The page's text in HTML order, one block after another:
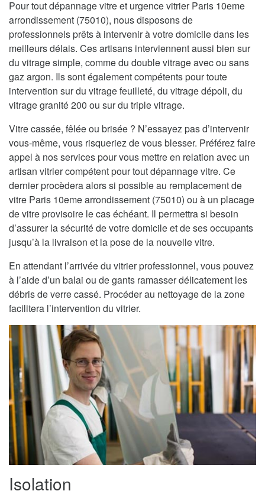
Pour tout dépannage vitre et urgence vitrier Paris 10eme
arrondissement (75010), nous disposons de
professionnels prêts à intervenir à votre domicile dans les
meilleurs délais. Ces artisans interviennent aussi bien sur
du vitrage simple, comme du double vitrage avec ou sans
gaz argon. Ils sont également compétents pour toute
intervention sur du vitrage feuilleté, du vitrage dépoli, du
vitrage granité 200 ou sur du triple vitrage.
Vitre cassée, fêlée ou brisée ? N’essayez pas d’intervenir
vous-même, vous risqueriez de vous blesser. Préférez faire
appel à nos services pour vous mettre en relation avec un
artisan vitrier compétent pour tout dépannage vitre. Ce
dernier procèdera alors si possible au remplacement de
vitre Paris 10eme arrondissement (75010) ou à un placage
de vitre provisoire le cas échéant. Il permettra si besoin
d’assurer la sécurité de votre domicile et de ses occupants
jusqu’à la livraison et la pose de la nouvelle vitre.
En attendant l’arrivée du vitrier professionnel, vous pouvez
à l’aide d’un balai ou de gants ramasser délicatement les
débris de verre cassé. Procéder au nettoyage de la zone
facilitera l’intervention du vitrier.
Isolation